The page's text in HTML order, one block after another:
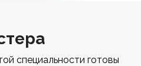
специальности готовы